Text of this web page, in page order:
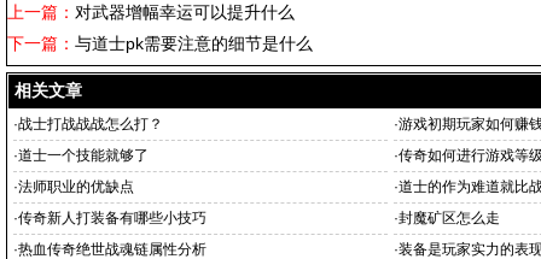
上一篇： 对武器增幅幸运可以提升什么
下一篇： 与道士pk需要注意的细节是什么
相关文章
·战士打战战战怎么打？ ·游戏初期玩家如何赚
·道士一个技能就够了 ·传奇如何进行游戏等
·法师职业的优缺点 ·道士的作为难道就比
·传奇新人打装备有哪些小技巧 ·封魔矿区怎么走
·热血传奇绝世战魂链属性分析 ·装备是玩家实力的表